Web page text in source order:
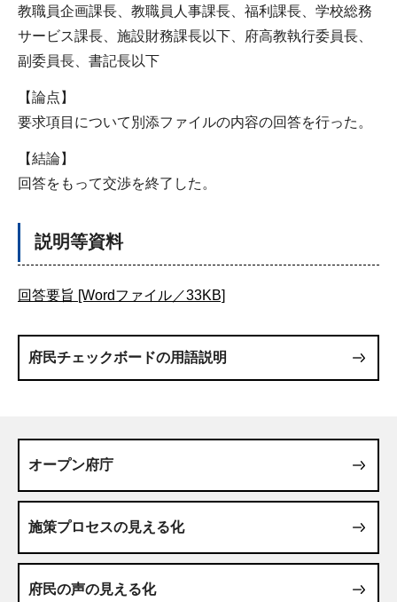
教職員企画課長、教職員人事課長、福利課長、学校総務
サービス課長、施設財務課長以下、府高教執行委員長、
副委員長、書記長以下
【論点】
要求項目について別添ファイルの内容の回答を行った。
【結論】
回答をもって交渉を終了した。
説明等資料
回答要旨 [Wordファイル／33KB]
府民チェックボードの用語説明
オープン府庁
施策プロセスの見える化
府民の声の見える化